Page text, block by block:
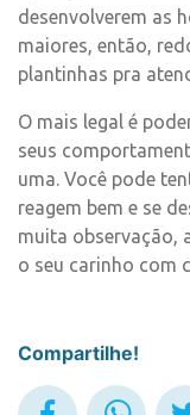
desenvolverem as
maiores, então,
plantinhas pra
O mais legal é
seus
uma. Você pode
reagem bem e se
muita observação,
o seu carinho com
Compartilhe!